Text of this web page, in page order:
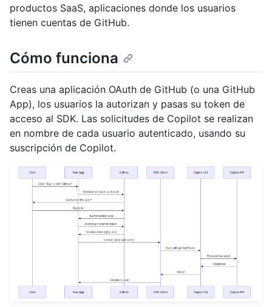
productos SaaS, aplicaciones donde los usuarios
tienen cuentas de GitHub.
Cómo funciona
Creas una aplicación OAuth de GitHub (o una GitHub
App), los usuarios la autorizan y pasas su token de
acceso al SDK. Las solicitudes de Copilot se realizan
en nombre de cada usuario autenticado, usando su
suscripción de Copilot.